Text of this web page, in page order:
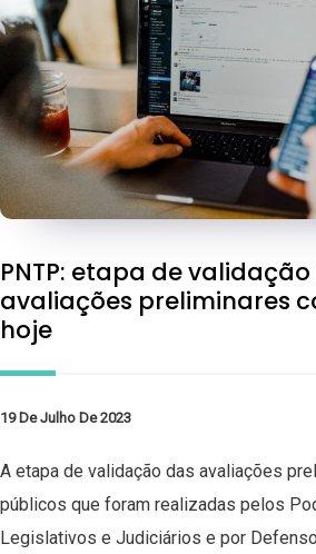
PNTP: etapa de
avaliações preliminares
hoje
19 De Julho De 2023
A etapa de validação das avaliações
públicos que foram realizadas pelos
Legislativos e Judiciários e por